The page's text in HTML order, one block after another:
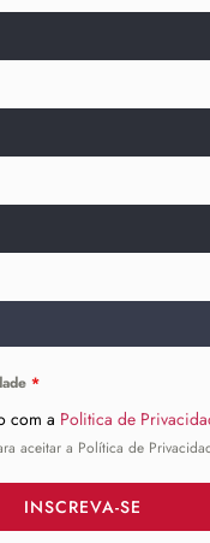
*
com a Politica de
aceitar a Política de
INSCREVA-SE